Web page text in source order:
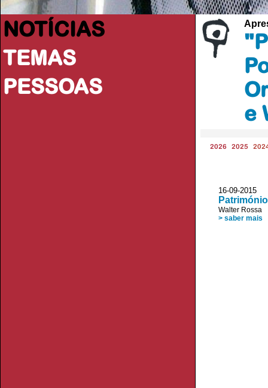
NOTÍCIAS
TEMAS
PESSOAS
e
2026 2025
16-09-2015
Walter Rossa
> saber mais